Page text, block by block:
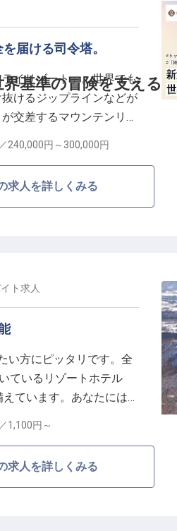
基準の冒険を支える
届ける司令塔。
イリゾート」。世界でも
けるジップラインなどが
交差するマウンテンリゾ
舞台に、ゲストへ一生モ
せん。ゲスト一人ひとり
的な土台の上で最高のス
して働く贅沢がここには
ながらも、丁寧な所作と
の楽しさを最大化し、ゲ
240,000円～ 300,000円
求人を詳しくみる
ト求人
い方にピッタリです。全
ているリゾートホテル
ています。あなたにはパ
内をパトロールする大切
1,100円～
求人を詳しくみる